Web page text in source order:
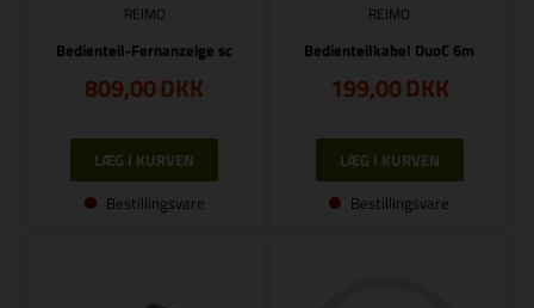
REIMO
Bedienteil-Fernanzeige sc
809,00DKK
Bestillingsvare
REIMO
Bedienteilkabel DuoC 6m
199,00DKK
Bestillingsvare